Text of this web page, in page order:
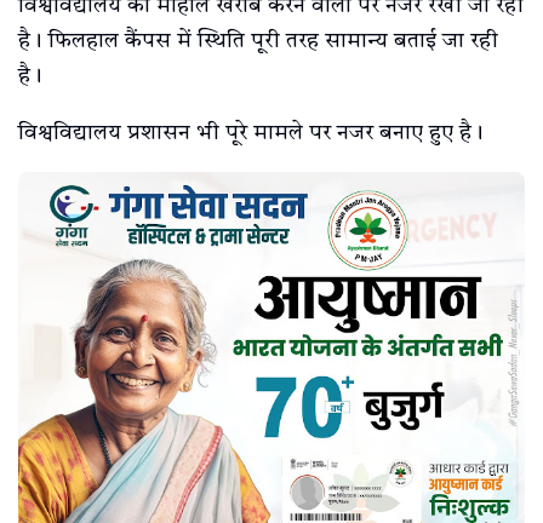
विश्वविद्यालय का माहौल खराब करने वालों पर नजर रखी जा रही
है। फिलहाल कैंपस में स्थिति पूरी तरह सामान्य बताई जा रही
है।
विश्वविद्यालय प्रशासन भी पूरे मामले पर नजर बनाए हुए है।